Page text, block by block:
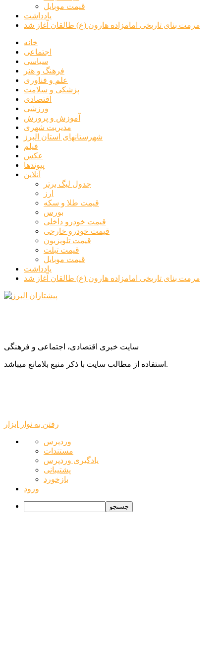
قیمت موبایل
یادداشت
مرمت بنای تاریخی امامزاده هارون (ع) طالقان آغاز شد
خانه
اجتماعی
سیاسی
فرهنگ و هنر
علم و فناوری
پزشکی و سلامت
اقتصادی
ورزشی
آموزش و پرورش
مدیریت شهری
شهرستانهای استان البرز
فیلم
عکس
پیوندها
آنلاین
جدول لیگ برتر
ارز
قیمت طلا و سکه
بورس
قیمت خودرو داخلی
قیمت خودرو خارجی
قیمت تلویزیون
قیمت تبلت
قیمت موبایل
یادداشت
مرمت بنای تاریخی امامزاده هارون (ع) طالقان آغاز شد
سایت خبری اقتصادی، اجتماعی و فرهنگی
استفاده از مطالب سایت با ذکر منبع بلامانع میباشد.
رفتن به نوار ابزار
درباره
وردپرس
وردپرس
مستندات
یادگیری وردپرس
پشتیبانی
بازخورد
ورود
جستجو